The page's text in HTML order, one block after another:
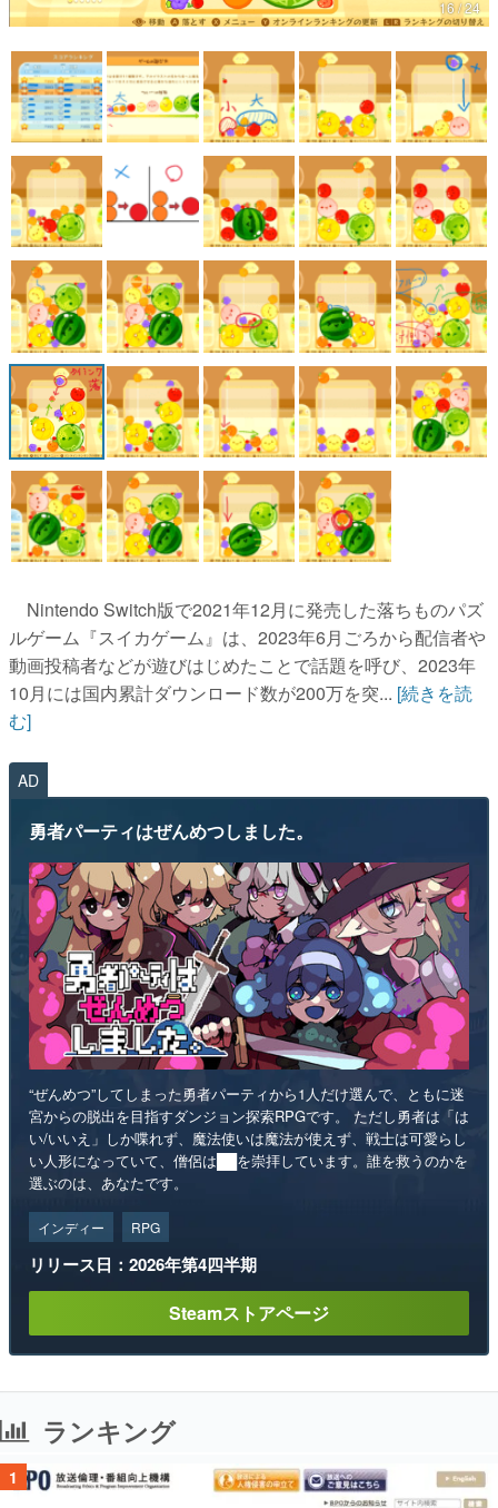
特集記事
マンガ
女性向け
アプリレビュー
その他
電ファミニコゲーマーとは？
運営：株式会社マレ
16 / 24
Nintendo Switch版で2021年12月に発売した落ちものパズ
ルゲーム『スイカゲーム』は、2023年6月ごろから配信者や
動画投稿者などが遊びはじめたことで話題を呼び、2023年
10月には国内累計ダウンロード数が200万を突... [続きを読
む]
AD
勇者パーティはぜんめつしました。
“ぜんめつ”してしまった勇者パーティから1人だけ選んで、ともに迷
宮からの脱出を目指すダンジョン探索RPGです。 ただし勇者は「は
い/いいえ」しか喋れず、魔法使いは魔法が使えず、戦士は可愛らし
い人形になっていて、僧侶は██を崇拝しています。誰を救うのかを
選ぶのは、あなたです。
インディー RPG
リリース日：2026年第4四半期
Steamストアページ
ランキング
1